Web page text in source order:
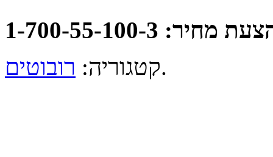
1-700-55-100-3
קטגוריה: רובוטים .